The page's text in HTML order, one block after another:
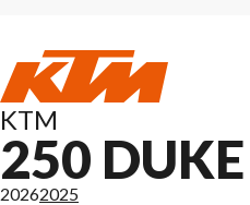
KTM
250
20262025